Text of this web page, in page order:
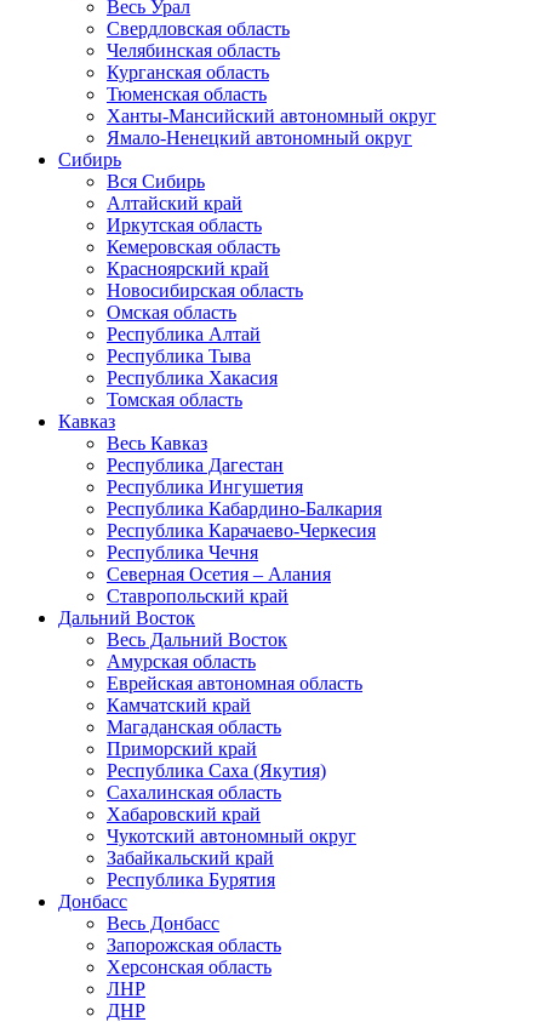
Весь Урал
Свердловская область
Челябинская область
Курганская область
Тюменская область
Ханты-Мансийский автономный округ
Ямало-Ненецкий автономный округ
Сибирь
Вся Сибирь
Алтайский край
Иркутская область
Кемеровская область
Красноярский край
Новосибирская область
Омская область
Республика Алтай
Республика Тыва
Республика Хакасия
Томская область
Кавказ
Весь Кавказ
Республика Дагестан
Республика Ингушетия
Республика Кабардино-Балкария
Республика Карачаево-Черкесия
Республика Чечня
Северная Осетия – Алания
Ставропольский край
Дальний Восток
Весь Дальний Восток
Амурская область
Еврейская автономная область
Камчатский край
Магаданская область
Приморский край
Республика Саха (Якутия)
Сахалинская область
Хабаровский край
Чукотский автономный округ
Забайкальский край
Республика Бурятия
Донбасс
Весь Донбасс
Запорожская область
Херсонская область
ЛНР
ДНР